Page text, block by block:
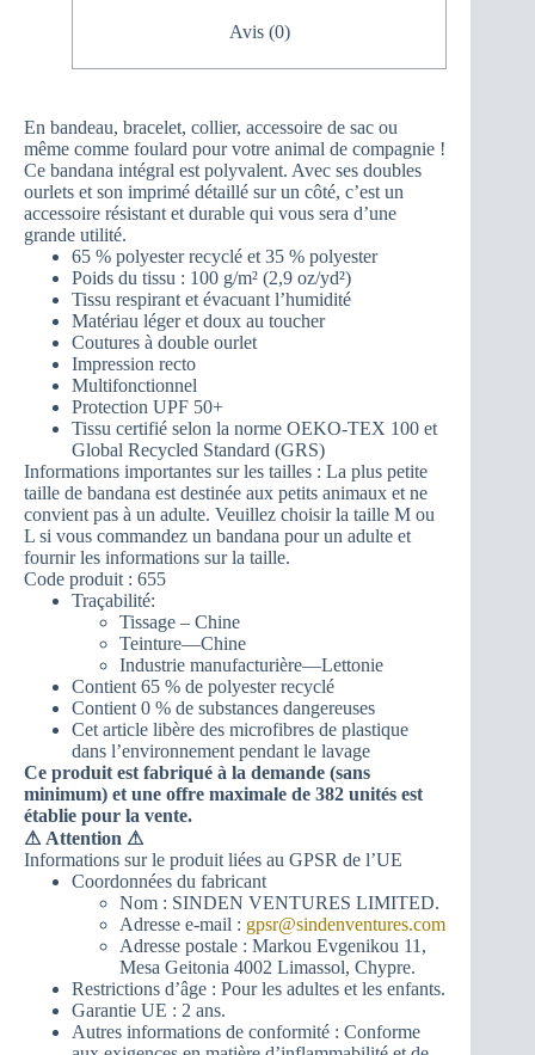
Avis (0)
En bandeau, bracelet, collier, accessoire de sac ou
même comme foulard pour votre animal de compagnie !
Ce bandana intégral est polyvalent. Avec ses doubles
ourlets et son imprimé détaillé sur un côté, c’est un
accessoire résistant et durable qui vous sera d’une
grande utilité.
65 % polyester recyclé et 35 % polyester
Poids du tissu : 100 g/m² (2,9 oz/yd²)
Tissu respirant et évacuant l’humidité
Matériau léger et doux au toucher
Coutures à double ourlet
Impression recto
Multifonctionnel
Protection UPF 50+
Tissu certifié selon la norme OEKO-TEX 100 et
Global Recycled Standard (GRS)
Informations importantes sur les tailles : La plus petite
taille de bandana est destinée aux petits animaux et ne
convient pas à un adulte. Veuillez choisir la taille M ou
L si vous commandez un bandana pour un adulte et
fournir les informations sur la taille.
Code produit : 655
Traçabilité:
Tissage – Chine
Teinture—Chine
Industrie manufacturière—Lettonie
Contient 65 % de polyester recyclé
Contient 0 % de substances dangereuses
Cet article libère des microfibres de plastique
dans l’environnement pendant le lavage
Ce produit est fabriqué à la demande (sans
minimum) et une offre maximale de 382 unités est
établie pour la vente.
⚠ Attention ⚠
Informations sur le produit liées au GPSR de l’UE
Coordonnées du fabricant
Nom : SINDEN VENTURES LIMITED.
Adresse e-mail : gpsr@sindenventures.com
Adresse postale : Markou Evgenikou 11,
Mesa Geitonia 4002 Limassol, Chypre.
Restrictions d’âge : Pour les adultes et les enfants.
Garantie UE : 2 ans.
Autres informations de conformité : Conforme